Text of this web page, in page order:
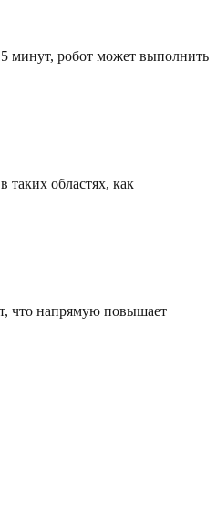
минут, робот может выполнить
таких областях, как
что напрямую повышает